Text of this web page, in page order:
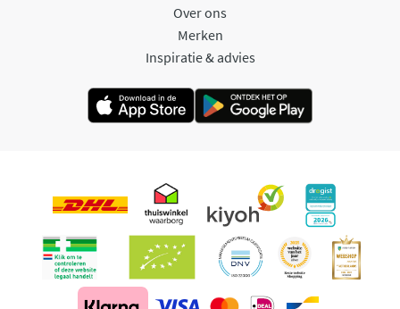
Over ons
Merken
Inspiratie & advies